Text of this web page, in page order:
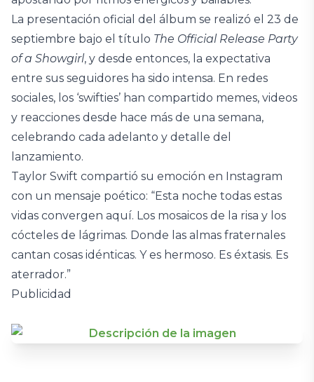
La presentación oficial del álbum se realizó el 23 de
septiembre bajo el título The Official Release Party
of a Showgirl, y desde entonces, la expectativa
entre sus seguidores ha sido intensa. En redes
sociales, los ‘swifties’ han compartido memes, videos
y reacciones desde hace más de una semana,
celebrando cada adelanto y detalle del
lanzamiento.
Taylor Swift compartió su emoción en Instagram
con un mensaje poético: “Esta noche todas estas
vidas convergen aquí. Los mosaicos de la risa y los
cócteles de lágrimas. Donde las almas fraternales
cantan cosas idénticas. Y es hermoso. Es éxtasis. Es
aterrador.”
Publicidad